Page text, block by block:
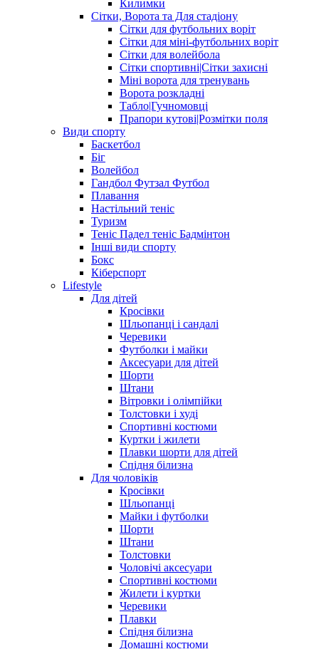
Килимки
Сітки, Ворота та Для стадіону
Сітки для футбольних воріт
Сітки для міні-футбольних воріт
Сітки для волейбола
Сітки спортивні|Cітки захисні
Міні ворота для тренувань
Ворота розкладні
Табло|Гучномовці
Прапори кутові|Розмітки поля
Види спорту
Баскетбол
Біг
Волейбол
Гандбол Футзал Футбол
Плавання
Настільний теніс
Туризм
Теніс Падел теніс Бадмінтон
Інші види спорту
Бокс
Кіберспорт
Lifestyle
Для дітей
Кросівки
Шльопанці і сандалі
Черевики
Футболки і майки
Аксесуари для дітей
Шорти
Штани
Вітровки і олімпійки
Толстовки і худі
Спортивні костюми
Куртки і жилети
Плавки шорти для дітей
Спідня білизна
Для чоловіків
Кросівки
Шльопанці
Майки і футболки
Шорти
Штани
Толстовки
Чоловічі аксесуари
Спортивні костюми
Жилети і куртки
Черевики
Плавки
Спідня білизна
Домашні костюми